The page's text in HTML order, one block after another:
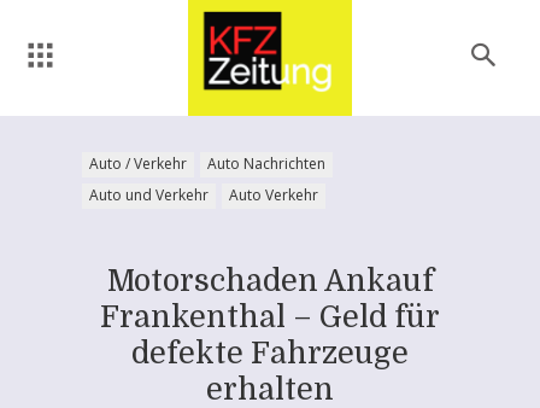
Auto / Verkehr
Auto Nachrichten
Auto und Verkehr
Auto Verkehr
Motorschaden Ankauf
Frankenthal – Geld für
defekte Fahrzeuge
erhalten